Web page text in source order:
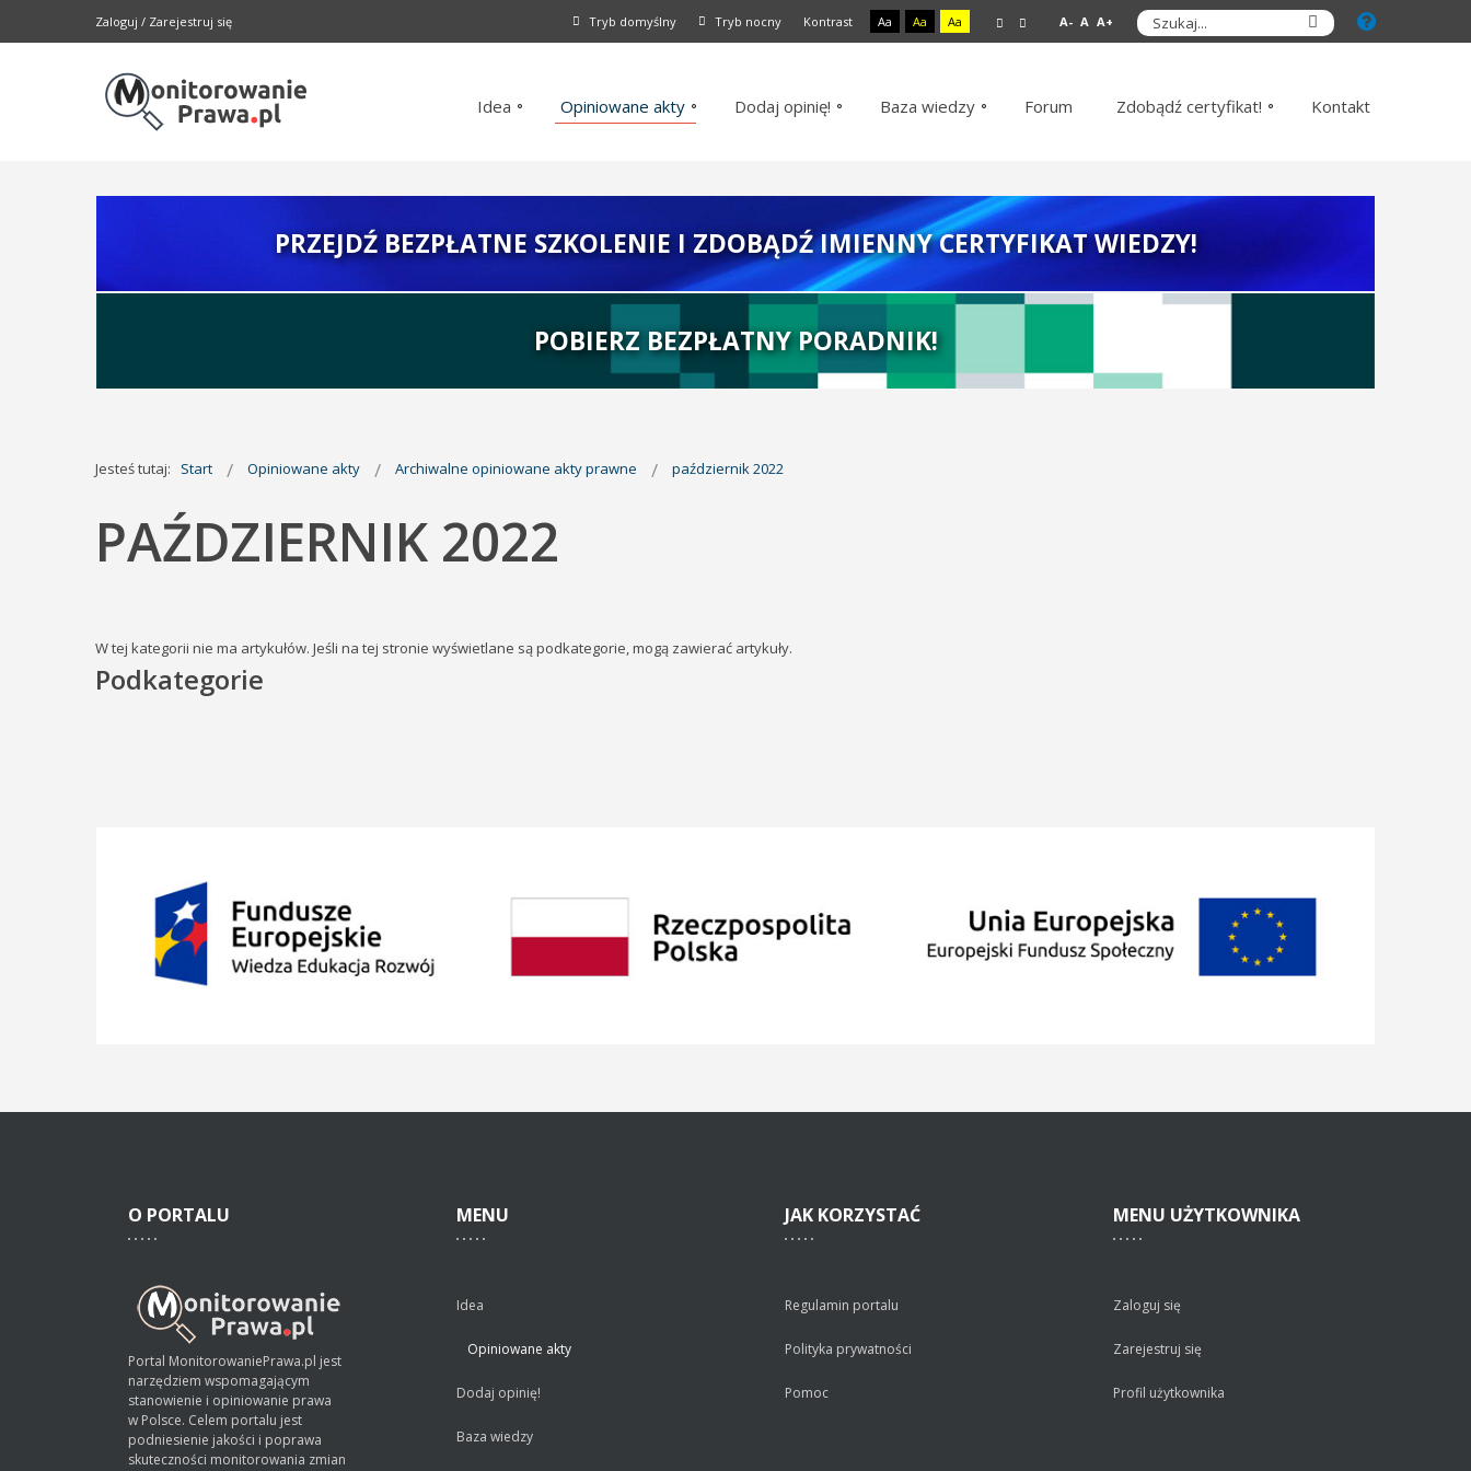
Zaloguj / Zarejestruj się Tryb domyślny Tryb nocny Kontrast Aa Aa Aa A- A A+
Idea Opiniowane akty Dodaj opinię! Baza wiedzy Forum Zdobądź certyfikat! Kontakt
PRZEJDŹ BEZPŁATNE SZKOLENIE I ZDOBĄDŹ IMIENNY CERTYFIKAT WIEDZY!
POBIERZ BEZPŁATNY PORADNIK!
Jesteś tutaj: Start Opiniowane akty Archiwalne opiniowane akty prawne październik 2022
PAŹDZIERNIK 2022
W tej kategorii nie ma artykułów. Jeśli na tej stronie wyświetlane są podkategorie, mogą zawierać artykuły.
Podkategorie
O PORTALU
Portal MonitorowaniePrawa.pl jest
narzędziem wspomagającym
stanowienie i opiniowanie prawa
w Polsce. Celem portalu jest
podniesienie jakości i poprawa
skuteczności monitorowania zmian
MENU
Idea
Opiniowane akty
Dodaj opinię!
Baza wiedzy
JAK KORZYSTAĆ
Regulamin portalu
Polityka prywatności
Pomoc
MENU UŻYTKOWNIKA
Zaloguj się
Zarejestruj się
Profil użytkownika